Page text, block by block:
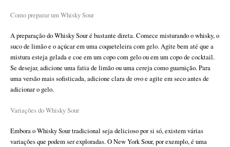
Como preparar um Whisky Sour
A preparação do Whisky Sour é bastante direta. Comece misturando o whisky, o
suco de limão e o açúcar em uma coqueteleira com gelo. Agite bem até que a
mistura esteja gelada e coe em um copo com gelo ou em um copo de cocktail.
Se desejar, adicione uma fatia de limão ou uma cereja como guarnição. Para
uma versão mais sofisticada, adicione clara de ovo e agite em seco antes de
adicionar o gelo.
Variações do Whisky Sour
Embora o Whisky Sour tradicional seja delicioso por si só, existem várias
variações que podem ser exploradas. O New York Sour, por exemplo, é uma